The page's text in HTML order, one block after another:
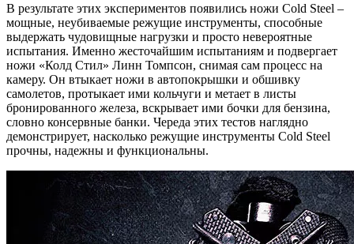
В результате этих экспериментов появились ножи Cold Steel –
мощные, неубиваемые режущие инструменты, способные
выдержать чудовищные нагрузки и просто невероятные
испытания. Именно жесточайшим испытаниям и подвергает
ножи «Колд Стил» Линн Томпсон, снимая сам процесс на
камеру. Он втыкает ножи в автопокрышки и обшивку
самолетов, протыкает ими кольчуги и метает в листы
бронированного железа, вскрывает ими бочки для бензина,
словно консервные банки. Череда этих тестов наглядно
демонстрирует, насколько режущие инструменты Cold Steel
прочны, надежны и функциональны.